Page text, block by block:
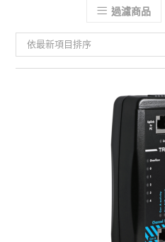
過濾商品
依最新項目排序